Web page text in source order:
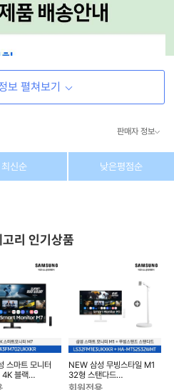
보 펼쳐보기
판매자 정보
덕양구 꽃마을로64, 1235호
최신순 낮은평점순
리 인기상품
스마트 모니터
랙
NEW 삼성 무빙스타일 M1
32형 스탠다드
LS32FM1E3U-2WE
회원전용